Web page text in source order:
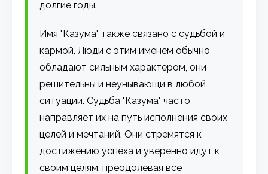
долгие годы.
Имя "Казума" также связано с судьбой и
кармой. Люди с этим именем обычно
обладают сильным характером, они
решительны и неунывающи в любой
ситуации. Судьба "Казума" часто
направляет их на путь исполнения своих
целей и мечтаний. Они стремятся к
достижению успеха и уверенно идут к
своим целям, преодолевая все